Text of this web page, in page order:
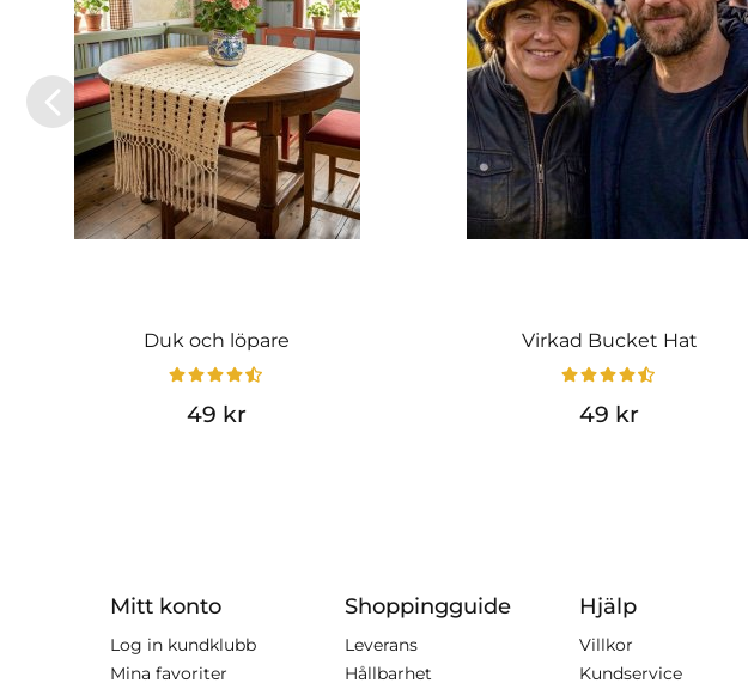
Duk och löpare
49 kr
Virkad Bucket Hat
49 kr
Mitt konto
Log in kundklubb
Mina favoriter
Shoppingguide
Leverans
Hållbarhet
Hjälp
Villkor
Kundservice